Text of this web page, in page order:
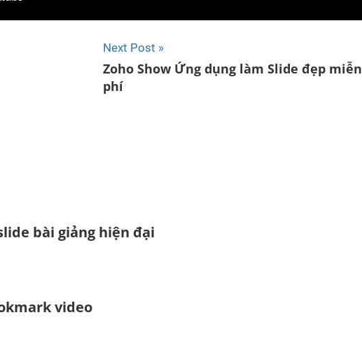
Next Post
Zoho Show Ứng dụng làm Slide đẹp miễn
phí
bài giảng hiện đại
video